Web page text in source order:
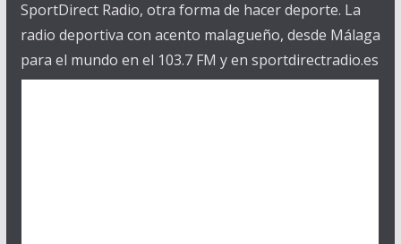
SportDirect Radio, otra forma de hacer deporte. La
radio deportiva con acento malagueño, desde Málaga
para el mundo en el 103.7 FM y en sportdirectradio.es